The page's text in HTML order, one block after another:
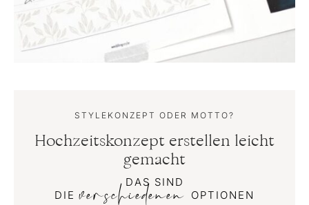
STYLEKONZEPT ODER MOTTO?
Hochzeitskonzept erstellen leicht
gemacht
DAS SIND
DIEverschiedenen OPTIONEN